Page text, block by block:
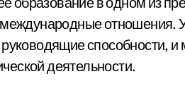
международные отношения.
руководящие способности,
деятельности.